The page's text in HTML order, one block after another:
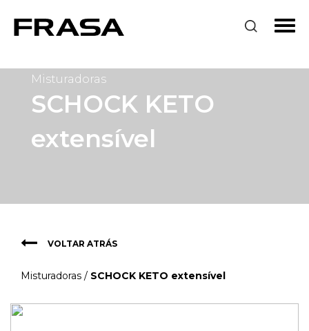
Misturadoras
SCHOCK KETO
extensível
VOLTAR ATRÁS
Misturadoras / SCHOCK KETO extensível